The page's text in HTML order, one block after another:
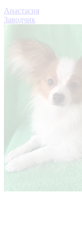
Анастасия
Заводчик